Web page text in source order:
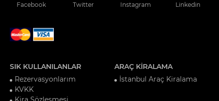
Facebook Twitter Instagram Linkedin
SIK KULLANILANLAR
Rezervasyonlarım
KVKK
Kira Sözleşmesi
ARAÇ KİRALAMA
İstanbul Araç Kiralama